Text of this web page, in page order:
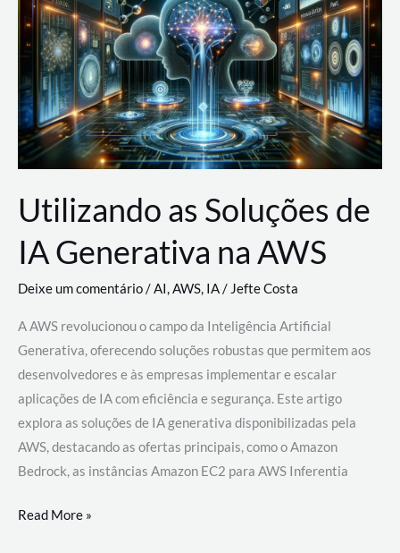
Utilizando as Soluções de
IA Generativa na AWS
Deixe um comentário/AI,AWS, IA/Jefte Costa
A AWS revolucionou o campo da Inteligência Artificial
Generativa, oferecendo soluções robustas que permitem aos
desenvolvedores e às empresas implementar e escalar
aplicações de IA com eficiência e segurança. Este artigo
explora as soluções de IA generativa disponibilizadas pela
AWS, destacando as ofertas principais, como o Amazon
Bedrock, as instâncias Amazon EC2 para AWS Inferentia
Utilizando
Read More »